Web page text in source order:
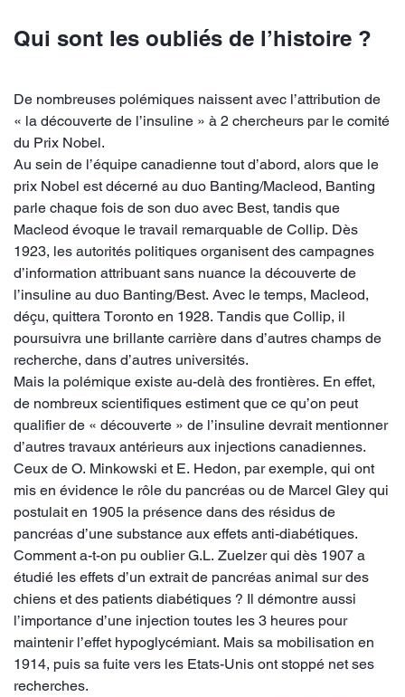
Qui sont les oubliés de l’histoire ?
De nombreuses polémiques naissent avec l’attribution de
« la découverte de l’insuline » à 2 chercheurs par le comité
du Prix Nobel.
Au sein de l’équipe canadienne tout d’abord, alors que le
prix Nobel est décerné au duo Banting/Macleod, Banting
parle chaque fois de son duo avec Best, tandis que
Macleod évoque le travail remarquable de Collip. Dès
1923, les autorités politiques organisent des campagnes
d’information attribuant sans nuance la découverte de
l’insuline au duo Banting/Best. Avec le temps, Macleod,
déçu, quittera Toronto en 1928. Tandis que Collip, il
poursuivra une brillante carrière dans d’autres champs de
recherche, dans d’autres universités.
Mais la polémique existe au-delà des frontières. En effet,
de nombreux scientifiques estiment que ce qu’on peut
qualifier de « découverte » de l’insuline devrait mentionner
d’autres travaux antérieurs aux injections canadiennes.
Ceux de O. Minkowski et E. Hedon, par exemple, qui ont
mis en évidence le rôle du pancréas ou de Marcel Gley qui
postulait en 1905 la présence dans des résidus de
pancréas d’une substance aux effets anti-diabétiques.
Comment a-t-on pu oublier G.L. Zuelzer qui dès 1907 a
étudié les effets d’un extrait de pancréas animal sur des
chiens et des patients diabétiques ? Il démontre aussi
l’importance d’une injection toutes les 3 heures pour
maintenir l’effet hypoglycémiant. Mais sa mobilisation en
1914, puis sa fuite vers les Etats-Unis ont stoppé net ses
recherches.